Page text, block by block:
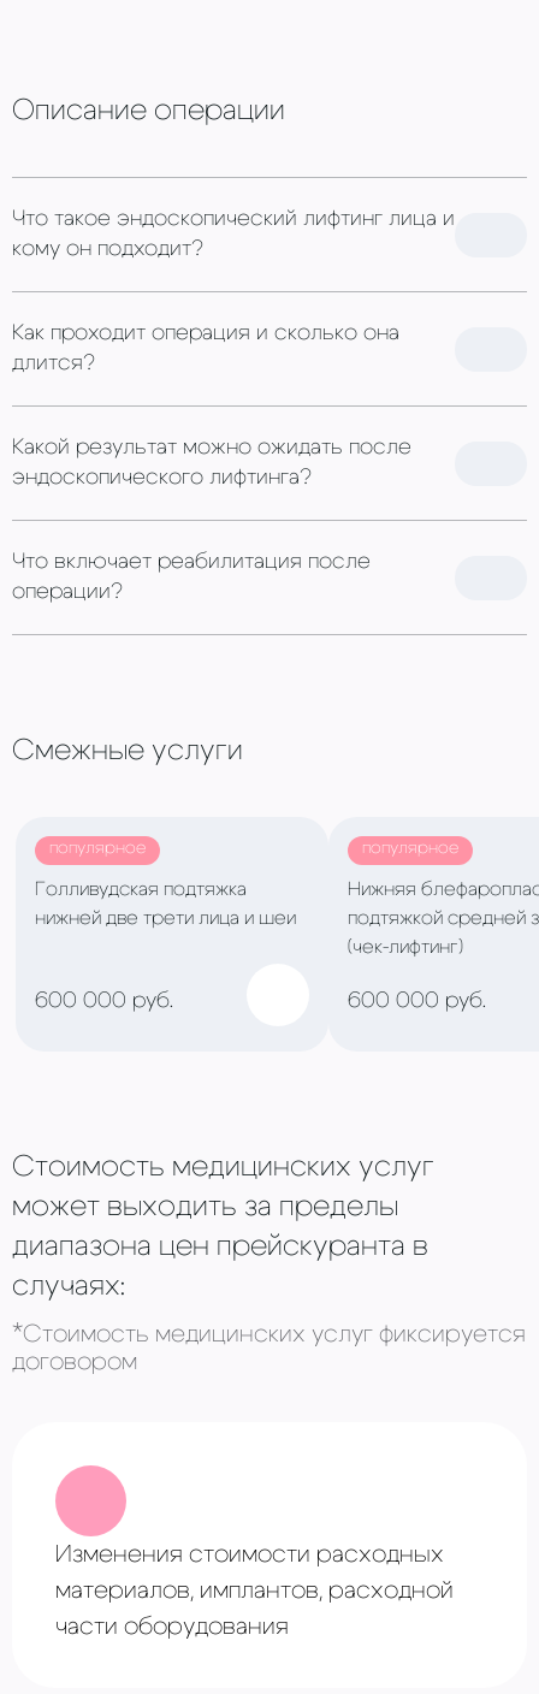
Описание операции
Что такое эндоскопический лифтинг лица и
кому он подходит?
Как проходит операция и сколько она
длится?
Какой результат можно ожидать после
эндоскопического лифтинга?
Что включает реабилитация после
операции?
Смежные услуги
популярное
Голливудская подтяжка
нижней две трети лица и шеи
600 000 руб.
популярное
Нижняя
подтяжкой средней
(чек-лифтинг)
600 000 руб.
Стоимость медицинских услуг
может выходить за пределы
диапазона цен прейскуранта в
случаях:
*Стоимость медицинских услуг фиксируется
договором
Изменения стоимости расходных
материалов, имплантов, расходной
части оборудования